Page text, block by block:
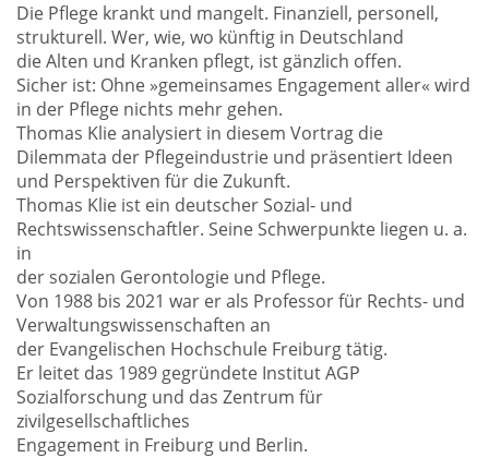
Die Pflege krankt und mangelt. Finanziell, personell,
strukturell. Wer, wie, wo künftig in Deutschland
die Alten und Kranken pflegt, ist gänzlich offen.
Sicher ist: Ohne »gemeinsames Engagement aller« wird
in der Pflege nichts mehr gehen.
Thomas Klie analysiert in diesem Vortrag die
Dilemmata der Pflegeindustrie und präsentiert Ideen
und Perspektiven für die Zukunft.
Thomas Klie ist ein deutscher Sozial- und
Rechtswissenschaftler. Seine Schwerpunkte liegen u. a.
in
der sozialen Gerontologie und Pflege.
Von 1988 bis 2021 war er als Professor für Rechts- und
Verwaltungswissenschaften an
der Evangelischen Hochschule Freiburg tätig.
Er leitet das 1989 gegründete Institut AGP
Sozialforschung und das Zentrum für
zivilgesellschaftliches
Engagement in Freiburg und Berlin.